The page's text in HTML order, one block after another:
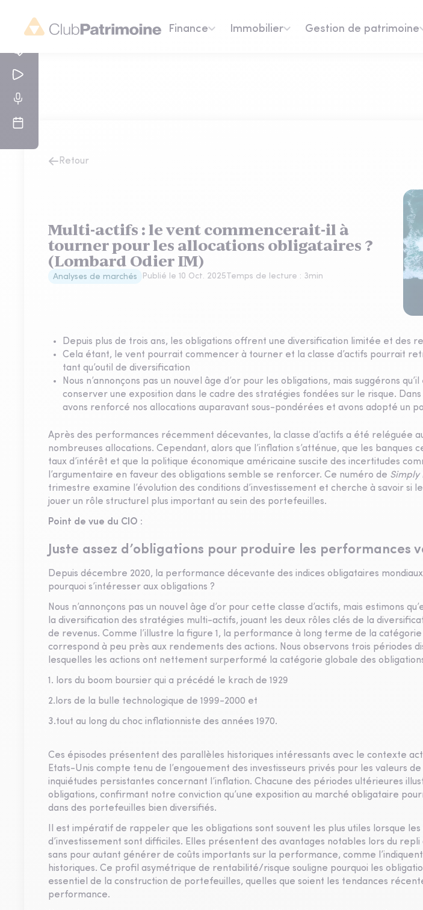
Finance Immobilier Gestion de patrimoine
Retour
Multi-actifs : le vent commencerait-il à
tourner pour les allocations obligataires ?
(Lombard Odier IM)
Analyses de marchés Publié le 10 Oct. 2025Temps de lecture : 3min
Depuis plus de trois ans, les obligations offrent une diversification limitée et des
Cela étant, le vent pourrait commencer à tourner et la classe d’actifs pourrait
tant qu’outil de diversification
Nous n’annonçons pas un nouvel âge d’or pour les obligations, mais suggérons
conserver une exposition dans le cadre des stratégies fondées sur le risque.
avons renforcé nos allocations auparavant sous-pondérées et avons adopté un
Après des performances récemment décevantes, la classe d’actifs a été reléguée
nombreuses allocations. Cependant, alors que l’inflation s’atténue, que les banques
taux d’intérêt et que la politique économique américaine suscite des incertitudes
l’argumentaire en faveur des obligations semble se renforcer. Ce numéro de Simply
trimestre examine l’évolution des conditions d’investissement et cherche à savoir si
jouer un rôle structurel plus important au sein des portefeuilles.
Point de vue du CIO :
uste assez d’obligations pour produire les performances
Depuis décembre 2020, la performance décevante des indices obligataires
pourquoi s’intéresser aux obligations ?
Nous n’annonçons pas un nouvel âge d’or pour cette classe d’actifs, mais estimons
la diversification des stratégies multi-actifs, jouant les deux rôles clés de la
de revenus. Comme l’illustre la figure 1, la performance à long terme de la
correspond à peu près aux rendements des actions. Nous observons trois périodes
lesquelles les actions ont nettement surperformé la catégorie globale des
1. lors du boom boursier qui a précédé le krach de 1929
2.lors de la bulle technologique de 1999-2000 et
3.tout au long du choc inflationniste des années 1970.
Ces épisodes présentent des parallèles historiques intéressants avec le contexte
Etats-Unis compte tenu de l’engouement des investisseurs privés pour les valeurs
inquiétudes persistantes concernant l’inflation. Chacune des périodes ultérieures
obligations, confirmant notre conviction qu’une exposition au marché obligataire
dans des portefeuilles bien diversifiés.
Il est impératif de rappeler que les obligations sont souvent les plus utiles lorsque les
d’investissement sont difficiles. Elles présentent des avantages notables lors du repli
sans pour autant générer de coûts importants sur la performance, comme
historiques. Ce profil asymétrique de rentabilité/risque souligne pourquoi les
essentiel de la construction de portefeuilles, quelles que soient les tendances
performance.